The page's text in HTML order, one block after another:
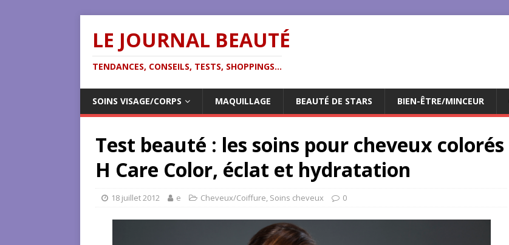
LE JOURNAL BEAUTÉ
TENDANCES, CONSEILS, TESTS, SHOPPINGS...
SOINS VISAGE/CORPS MAQUILLAGE BEAUTÉ DE STARS BIEN-ÊTRE/MINCEUR
Test beauté : les soins pour cheveux colorés
H Care Color, éclat et hydratation
18 juillet 2012 e Cheveux/Coiffure, Soins cheveux 0